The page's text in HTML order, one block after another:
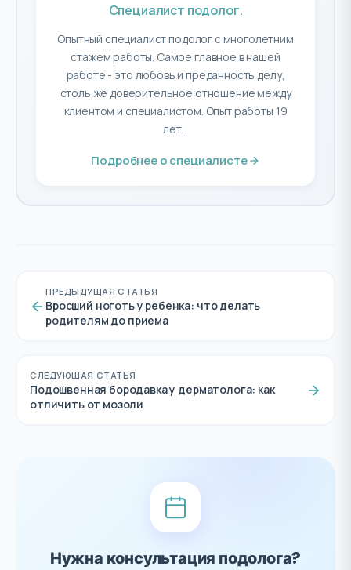
Специалист подолог.
Опытный специалист подолог с многолетним
стажем работы. Самое главное в нашей
работе - это любовь и преданность делу,
столь же доверительное отношение между
клиентом и специалистом. Опыт работы 19
лет...
Подробнее о специалисте
ПРЕДЫДУЩАЯ СТАТЬЯ
Вросший ноготь у ребенка: что делать
родителям до приема
СЛЕДУЮЩАЯ СТАТЬЯ
Подошвенная бородавка у дерматолога: как
отличить от мозоли
Нужна консультация подолога?